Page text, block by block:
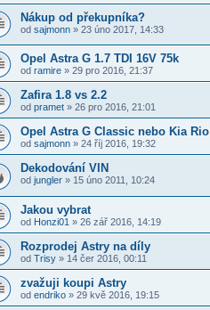
Nákup od překupníka?
od sajmonn » 23 úno 2017, 14:33
Opel Astra G 1.7 TDI 16V 75k
od ramire » 29 pro 2016, 21:37
Zafira 1.8 vs 2.2
od pramet » 26 pro 2016, 21:01
Opel Astra G Classic nebo Kia Rio
od sajmonn » 24 říj 2016, 19:32
Dekodování VIN
od jungler » 15 úno 2011, 10:24
Jakou vybrat
od Honzi01 » 26 zář 2016, 14:19
Rozprodej Astry na díly
od Trisy » 14 čer 2016, 00:11
zvažuji koupi Astry
od endriko » 29 kvě 2016, 19:15